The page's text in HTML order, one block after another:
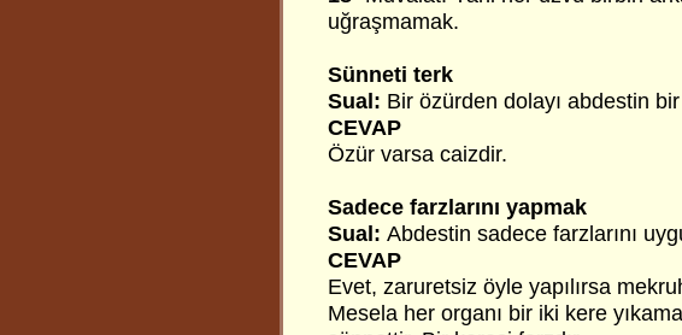
uğraşmamak.
Sünneti terk
Sual: Bir özürden dolayı abdestin
CEVAP
Özür varsa caizdir.
Sadece farzlarını yapmak
Sual: Abdestin sadece farzlarını
CEVAP
Evet, zaruretsiz öyle yapılırsa
Mesela her organı bir iki kere